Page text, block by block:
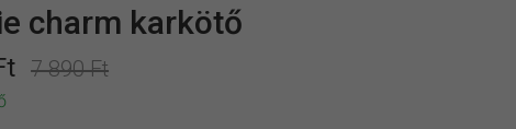
charm karkötő
7 890 Ft